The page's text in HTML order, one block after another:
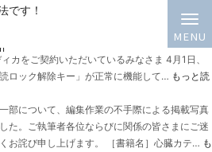
動画・ヨメディカ閲覧につきまして
テクニック 眼科グラフィック 年間購読をご契
カをご契約いただいているみなさま 4月1日、
ロック解除キー」が正常に機能して… もっと読
、ちゃんと教えます。」に関するお詫び
部について、編集作業の不手際による掲載写真
た。ご執筆者各位ならびに関係の皆さまにご迷
お詫び申し上げます。 ［書籍名］心臓カテ… も
Link（キャンディリンク）看護手順
望のリリース！
報・自己採点システム利用のご案内
（26巻1号）に関するお詫び
込み受付中
団法人が支援する奨学生、7名が来
キャリア」サービス終了のお知らせ
ページにて、当社の取り組みが紹介され
です！